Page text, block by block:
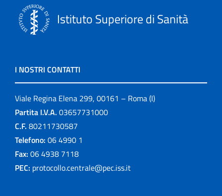
Istituto Superiore di Sanità
I NOSTRI CONTATTI
Viale Regina Elena 299, 00161 – Roma (I)
Partita I.V.A. 03657731000
C.F. 80211730587
Telefono: 06 4990 1
Fax: 06 4938 7118
PEC: protocollo.centrale@pec.iss.it